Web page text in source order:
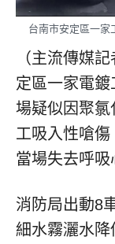
台南市安定區一家
（主流傳媒
定區一家電
場疑似因聚氯
工吸入性嗆
當場失去呼吸
消防局出動8
細水霧灑水